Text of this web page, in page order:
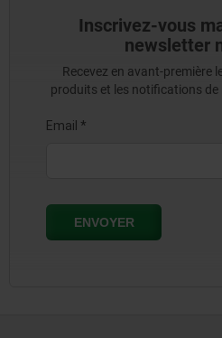
Inscrivez-vous
newsletter
Recevez en avant-première
produits et les notifications de